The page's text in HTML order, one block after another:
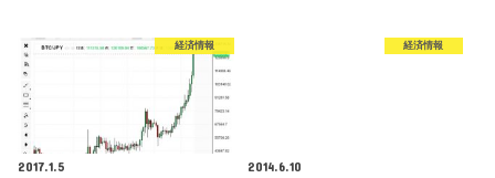
経済情報
2017.1.5
経済情報
2014.6.10